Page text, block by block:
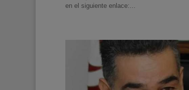
en el siguiente enlace:...